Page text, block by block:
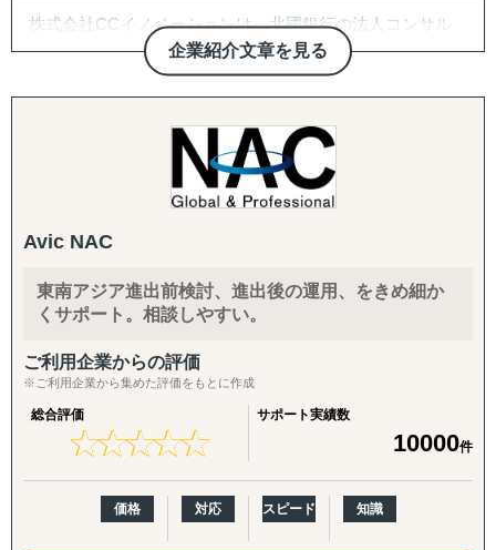
B2C/プロモーション：
Amazon広告運用・コンテンツ強化・商品数拡大、インフ
ルエンサーマーケ、クラウドファンディング、SNS運用代
行（Instagram・TikTok等）、Google広告・メディアアプロ
バックオフィス・現地体制：
法人設立支援、設立後の会社運営（経理・税務等）、現地
ジデザイン
・HubSpotなどの顧客管理システム・マーケティングオー
トメーションツール導入支援 etc
企業紹介文章を見る
株式会社CCイノベーションは、北國銀行の法人コンサル
ティング部門を前身とし、経営戦略、ICT、人事、事業承
継、M&A、海外ビジネス分野において専門チームを編成し
ています。日本本社には約170名のコンサルタントが在籍
し、企業規模や業種を問わず、戦略立案から実行支援まで
を一貫してサポートしています。
海外ビジネスにおいては、販路開拓に限らず、市場調査、
事業戦略の整理、商談設計、検証、商流構築までを一連の
足しているかを整理しながら、国内外一体となった伴走型
Avic NAC
東南アジア進出前検討、進出後の運用、をきめ細か
くサポート。相談しやすい。
ご利用企業からの評価
※ご利用企業から集めた評価をもとに作成
総合評価
★★★★★
★★★★★
サポート実績数
10000件
価格 対応 スピード 知識